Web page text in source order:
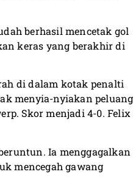
berhasil mencetak gol
keras yang berakhir di
di dalam kotak penalti
menyia-nyiakan peluang
Skor menjadi 4-0. Felix
Ia menggagalkan
mencegah gawang